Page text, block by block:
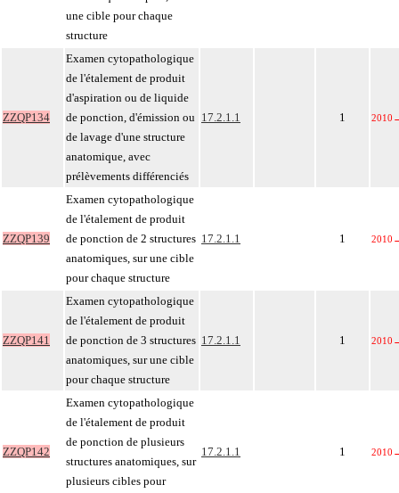
une cible pour chaque
structure
ZZQP134
Examen cytopathologique
de l'étalement de produit
d'aspiration ou de liquide
de ponction, d'émission ou
de lavage d'une structure
anatomique, avec
prélèvements différenciés
17.2.1.1 1 2010
ZZQP139
Examen cytopathologique
de l'étalement de produit
de ponction de 2 structures
anatomiques, sur une cible
pour chaque structure
17.2.1.1 1 2010
ZZQP141
Examen cytopathologique
de l'étalement de produit
de ponction de 3 structures
anatomiques, sur une cible
pour chaque structure
17.2.1.1 1 2010
ZZQP142
Examen cytopathologique
de l'étalement de produit
de ponction de plusieurs
structures anatomiques, sur
plusieurs cibles pour
17.2.1.1 1 2010